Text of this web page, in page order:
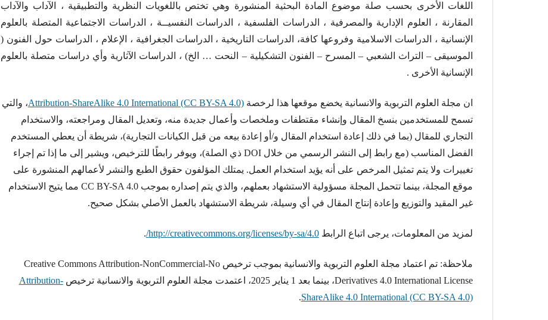
اللغات الأخرى بحسب صلة موضوع المادة البحثية المنشورة وهي تختص باللغويات النظرية والتطبيقية ، الآداب والآداب
المقارنة ، العلوم الإدارية والمصرفية ، الدراسات الفلسفية ، الدراسات النفسيــة ، الدراسات الاجتماعية المتصلة بالعلوم
الإنسانية ، الدراسات الاسلامية وفروعها كافة، الدراسات التاريخية ، الدراسات الجغرافية ، الإعلام ، الدراسات حول الفنون (
الموسيقى – التراث الشعبي – المسرح – الفنون التشكيلية – النحت … الخ) ، الدراسات الآثارية وأي دراسات متصلة بالعلوم
الإنسانية الأخرى .
ان مجلة العلوم التربوية والانسانية يخضع موقعها هذا لرخصةAttribution-ShareAlike 4.0 International (CC BY-SA 4.0)، والتي
تسمح للمستخدمين بنسخ المقال وإنشاء مقتطفات وملخصات وأعمال جديدة منه، وتعديل المقال ومراجعته، والاستخدام
التجاري للمقال (بما في ذلك إعادة استخدام المقال و/أو إعادة بيعه من قبل الكيانات التجارية)، شريطة أن يعطي المستخدم
الفضل المناسب (مع رابط إلى النشر الرسمي من خلال DOI ذي الصلة)، ويوفر رابطًا للترخيص، ويشير إلى ما إذا تم إجراء
تغييرات ولا يتم تمثيل المرخص على أنه يؤيد استخدام العمل. يمتلك المؤلفون حقوق الطبع والنشر لأعمالهم المنشورة على
موقع المجلة، بينما تتحمل المجلة مسؤولية الاستشهاد بعملهم، والذي يتم إصداره بموجب CC BY-SA 4.0 مما يتيح الاستخدام
غير المقيد والتوزيع وإعادة إنتاج المقال في أي وسيلة، شريطة الاستشهاد بالعمل الأصلي بشكل صحيح.
لمزيد من المعلومات، يرجى اتباع الرابطhttp://creativecommons.org/licenses/by-sa/4.0/
.
ملاحظة: تم اعتماد مجلة العلوم التربوية والانسانية بموجب ترخيص Creative Commons Attribution-NonCommercial-No
Derivatives 4.0 International License، بينما بعد 1 يناير 2025، اعتمدت مجلة العلوم التربوية والانسانية ترخيص
Attribution-
ShareAlike 4.0 International (CC BY-SA 4.0)
.